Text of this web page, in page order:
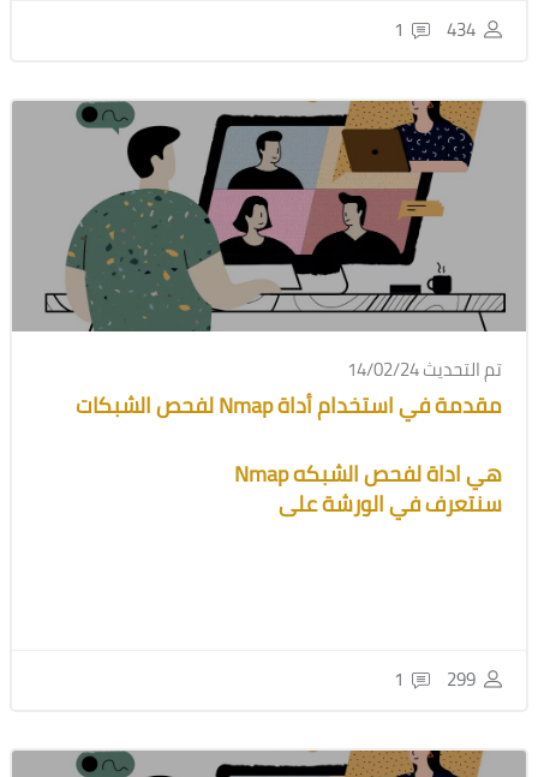
434
1
تم التحديث 14/02/24
مقدمة في استخدام أداة Nmap لفحص الشبكات
هي اداة لفحص الشبكه Nmap
سنتعرف في الورشة على
- وظيفة الأداة و أهميتها في أمان الشبكات
299
1